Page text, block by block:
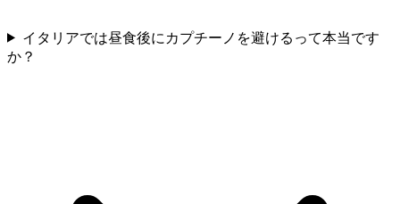
イタリアでは昼食後にカプチーノを避けるって本当です
か？